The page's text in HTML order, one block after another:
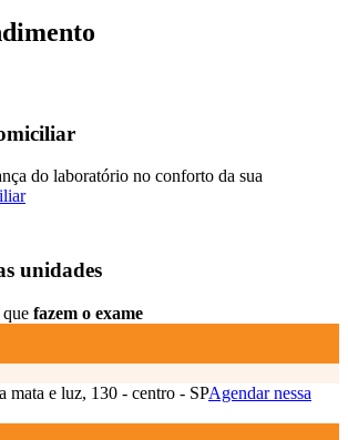
do laboratório no conforto da sua
unidades
fazem o exame
mata e luz, 130 - centro - SPAgendar nessa